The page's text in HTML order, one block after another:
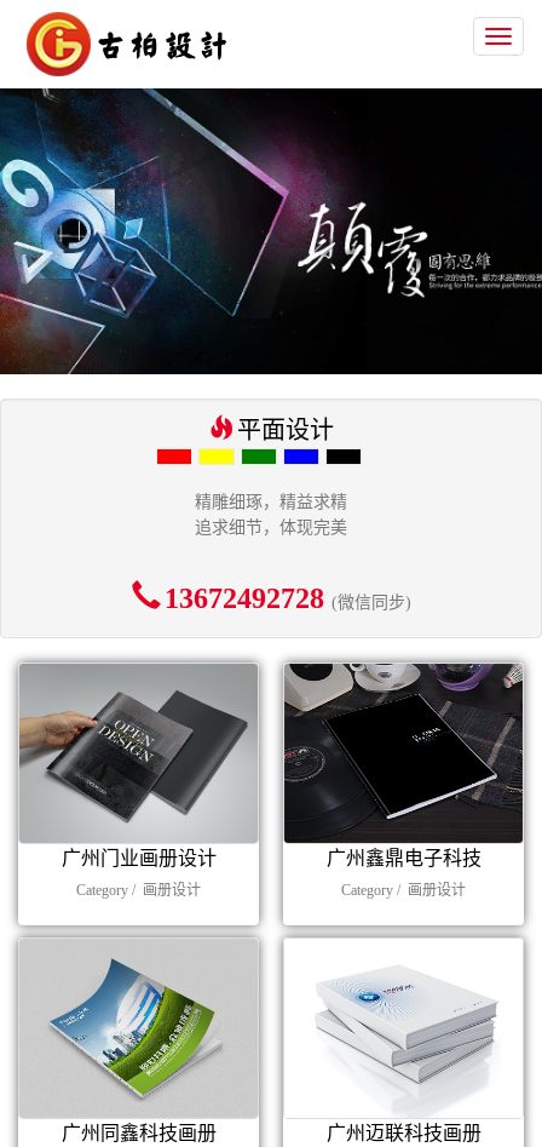
平面设计
精雕细琢，精益求精
追求细节，体现完美
13672492728 (微信同步)
广州门业画册设计
Category / 画册设计
广州鑫鼎电子科技
Category / 画册设计
广州同鑫科技画册 广州迈联科技画册